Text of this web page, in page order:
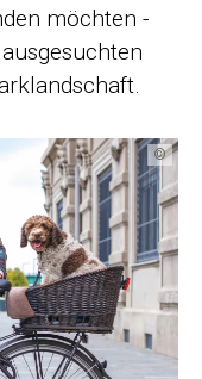
möchten -
©